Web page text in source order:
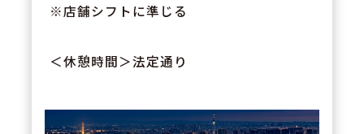
※店舗シフトに準じる
＜休憩時間＞法定通り